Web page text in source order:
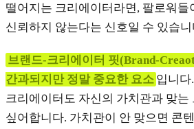
떨어지는 크리에이터라면, 팔로워들
신뢰하지 않는다는 신호일 수 있습니
브랜드-크리에이터 핏(Brand-
간과되지만 정말 중요한 요소 입니다
크리에이터도 자신의 가치관과 맞는
싶어합니다. 가치관이 안 맞으면 콘